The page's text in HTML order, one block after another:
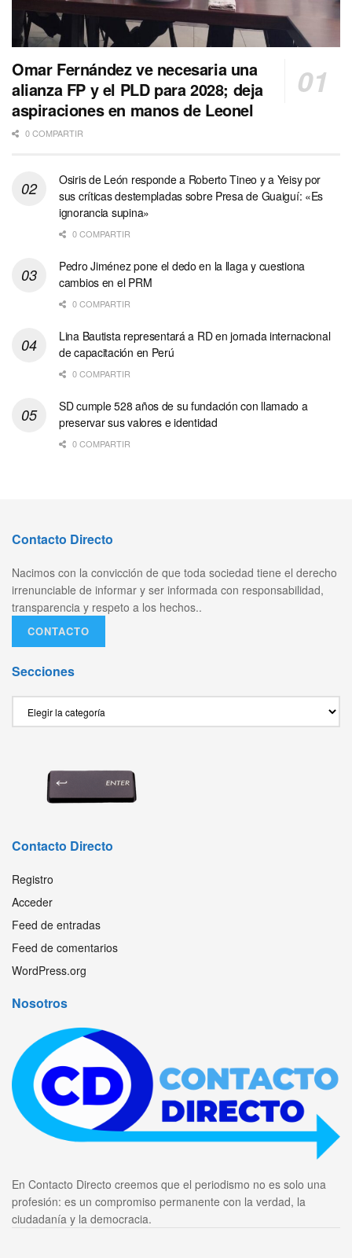
Omar Fernández ve necesaria una
alianza FP y el PLD para 2028; deja
aspiraciones en manos de Leonel
0 COMPARTIR
Osiris de León responde a Roberto Tineo y a Yeisy por
sus críticas destempladas sobre Presa de Guaiguí: «Es
ignorancia supina»
0 COMPARTIR
Pedro Jiménez pone el dedo en la llaga y cuestiona
cambios en el PRM
0 COMPARTIR
Lina Bautista representará a RD en jornada internacional
de capacitación en Perú
0 COMPARTIR
SD cumple 528 años de su fundación con llamado a
preservar sus valores e identidad
0 COMPARTIR
Contacto Directo
Nacimos con la convicción de que toda sociedad tiene el derecho
irrenunciable de informar y ser informada con responsabilidad,
transparencia y respeto a los hechos..
CONTACTO
Secciones
Contacto Directo
Registro
Acceder
Feed de entradas
Feed de comentarios
WordPress.org
Nosotros
En Contacto Directo creemos que el periodismo no es solo una
profesión: es un compromiso permanente con la verdad, la
ciudadanía y la democracia.